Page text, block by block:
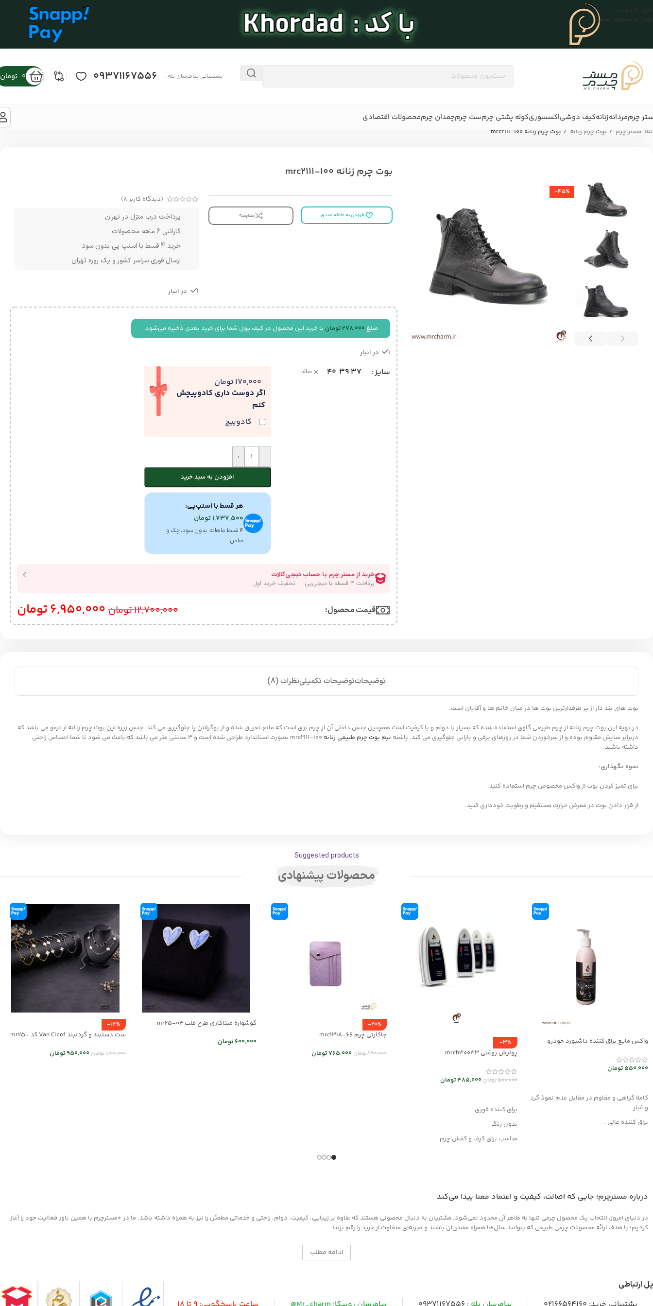
عبور به ناوبری
رفتن به محتوای اصلی
پشتیبانی پیامرسان بله: 09371167556
0 تومان
چرممردانهزنانهکیف دوشیاکسسوریکوله پشتی چرمست چرمچمدان چرممحصولات اقتصادی
مستر چرم / بوت چرم زنانه / بوت چرم زنانه mrc2111-100
-45%
بوت چرم زنانه mrc2111-100
افزودن به علاقه مندی مقایسه
(دیدگاه کاربر8
)
پرداخت درب منزل در تهران
گارانتی 6 ماهه محصولات
خرید 4 قسط با اسنپ پی بدون سود
ارسال فوری سراسر کشور و یک روزه تهران
1 در انبار
مبلغ 278,000 تومان با خرید این محصول در کیف پول شما برای خرید بعدی ذخیره می‌شود.
1 در انبار
سایز 37
39
40 صاف
اگر دوست داری کادوپیچش
کنم
کادوپیچ
170,000 تومان
-
+
افزودن به سبد خرید
هر قسط با اسنپ‌پی:
1,737,500تومان
۴ قسط ماهانه. بدون سود، چک و
ضامن.
قیمت محصول:​ 12,700,000تومان 6,950,000 تومان
توضیحاتتوضیحات تکمیلینظرات (8)
بوت های بند دار از پر طرفدارترین بوت ها در میان خانم ها و آقایان است.
در تهیه این بوت چرم زنانه از چرم طبیعی گاوی استفاده شده که بسیار با دوام و با کیفیت است همچنین جنس داخلی آن از چرم بزی است که مانع تعریق شده و از بوگرفتن پا جلوگیری می کند. جنس زیره این بوت چرم زنانه از ترمو می باشد که
دربرابر سایش مقاوم بوده و از سرخوردن شما در روزهای برفی و بارانی جلوگیری می کند. پاشنه نیم بوت چرم طبیعی زنانه
mrc2111-100 بصورت استاندارد طراحی شده است و 3 سانتی متر می باشد که باعث می شود تا شما احساس راحتی
داشته باشید.
نحوه نگهداری:
برای تمیز کردن بوت از واکس مخصوص چرم استفاده کنید.
از قرار دادن بوت در معرض حرارت مستقیم و رطوبت خودداری کنید.
Suggested products
محصولات پیشنهادی
واکس مایع براق کننده داشبورد خودرو
550,000تومان
کاملا گیاهی و مقاوم در مقابل عدم نفوذ گرد
و غبار .
براق کننده عالی .
ابتدا سطح مورد نظر را کاملا از هرگونه گرد و
را روی سطح آغشته کنید و اجازه دهید تا خشک
شود ، سپس با دستمالی تمیز یا پد های
مخصوص که در همین بخش اکسسوری
-3%
پولیش روغنی mrch30033
500,000تومان485,000تومان
براق کننده فوری
بدون رنگ
مناسب برای کیف و کفش چرم
-20%
جاکارتی چرم mrc1318-66
960,000تومان765,000تومان
گوشواره میناکاری طرح قلب mr25-04
600,000 تومان
-14%
ست دستبند و گردنبند Van Cleef کد mr25-
1,100,000تومان950,000تومان
درباره مسترچرم؛ جایی که اصالت، کیفیت و اعتماد معنا پیدا می‌کند
در دنیای امروز، انتخاب یک محصول چرمی تنها به ظاهر آن محدود نمی‌شود. مشتریان به دنبال محصولی هستند که علاوه بر زیبایی، کیفیت، دوام، راحتی و خدماتی مطمئن را نیز به همراه داشته باشد. ما در *مسترچرم با همین باور فعالیت خود را آغاز
کردیم؛ با هدف ارائه محصولات چرمی طبیعی که بتوانند سال‌ها همراه مشتریان باشند و تجربه‌ای متفاوت از خرید را رقم بزنند.
ادامه مطلب
پل ارتباطی